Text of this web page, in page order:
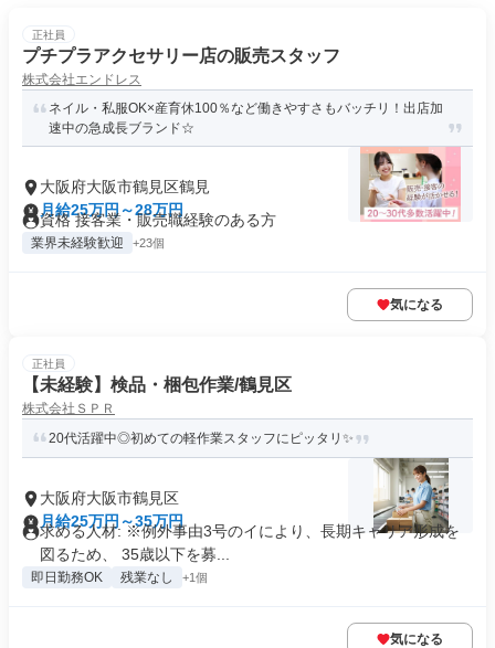
正社員
プチプラアクセサリー店の販売スタッフ
株式会社エンドレス
ネイル・私服OK×産育休100％など働きやすさもバッチリ！出店加
速中の急成長ブランド☆
大阪府大阪市鶴見区鶴見
月給25万円～28万円
資格 接客業・販売職経験のある方
業界未経験歓迎 +23個
気になる
正社員
【未経験】検品・梱包作業/鶴見区
株式会社ＳＰＲ
20代活躍中◎初めての軽作業スタッフにピッタリ✨
大阪府大阪市鶴見区
月給25万円～35万円
求める人材: ※例外事由3号のイにより、長期キャリア形成を
図るため、 35歳以下を募...
即日勤務OK 残業なし +1個
気になる